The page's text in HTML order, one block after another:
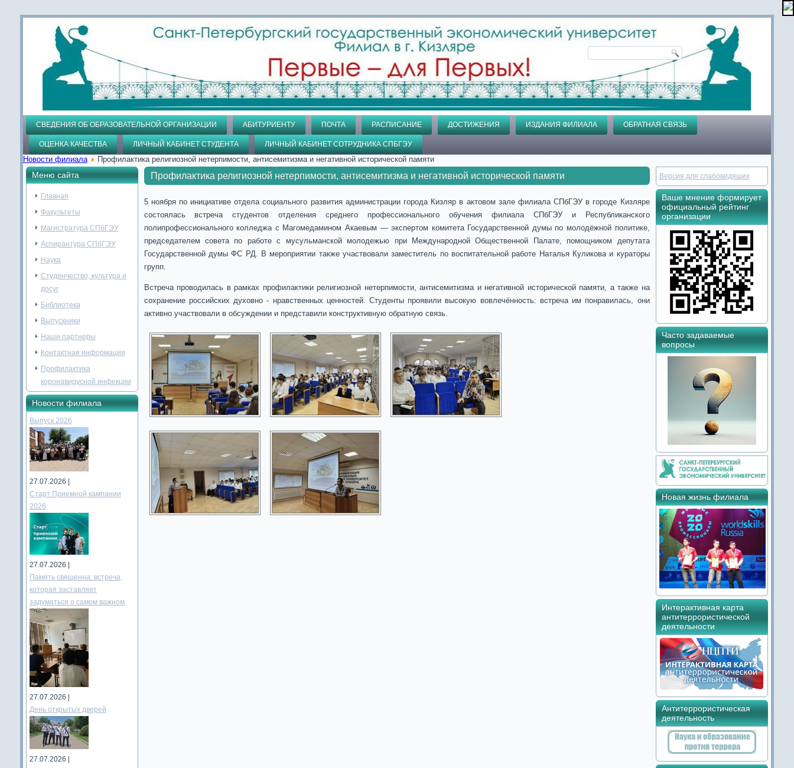
СВЕДЕНИЯ ОБ ОБРАЗОВАТЕЛЬНОЙ ОРГАНИЗАЦИИ АБИТУРИЕНТУ ПОЧТА РАСПИСАНИЕ ДОСТИЖЕНИЯ ИЗДАНИЯ ФИЛИАЛА ОБРАТНАЯ СВЯЗЬ
ОЦЕНКА КАЧЕСТВА ЛИЧНЫЙ КАБИНЕТ СТУДЕНТА ЛИЧНЫЙ КАБИНЕТ СОТРУДНИКА СПБГЭУ
Новости филиала Профилактика религиозной нетерпимости, антисемитизма и негативной исторической памяти
Меню сайта
Главная
Факультеты
Магистратура СПбГЭУ
Аспирантура СПбГЭУ
Наука
Студенчество, культура и
досуг
Библиотека
Выпускники
Наши партнеры
Контактная информация
Профилактика
коронавирусной инфекции
Новости филиала
Выпуск 2026
27.07.2026 |
Старт Приемной кампании
2026
27.07.2026 |
Память священна: встреча,
которая заставляет
задуматься о самом важном
27.07.2026 |
День открытых дверей
27.07.2026 |
Профилактика религиозной нетерпимости, антисемитизма и негативной исторической памяти
5 ноября по инициативе отдела социального развития администрации города Кизляр в актовом зале филиала СПбГЭУ в городе Кизляре
состоялась встреча студентов отделения среднего профессионального обучения филиала СПбГЭУ и Республиканского
полипрофессионального колледжа с Магомедамином Акаевым — экспертом комитета Государственной думы по молодёжной политике,
председателем совета по работе с мусульманской молодежью при Международной Общественной Палате, помощником депутата
Государственной думы ФС РД. В мероприятии также участвовали заместитель по воспитательной работе Наталья Куликова и кураторы
групп.
Встреча проводилась в рамках профилактики религиозной нетерпимости, антисемитизма и негативной исторической памяти, а также на
сохранение российских духовно - нравственных ценностей. Студенты проявили высокую вовлечённость: встреча им понравилась, они
активно участвовали в обсуждении и представили конструктивную обратную связь.
Версия для слабовидящих
Ваше мнение формирует
официальный рейтинг
организации
Часто задаваемые
вопросы
Новая жизнь филиала
Интерактивная карта
антитеррористической
деятельности
Антитеррористическая
деятельность